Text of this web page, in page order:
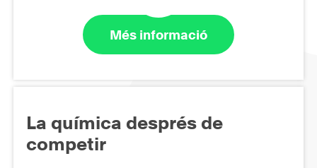
Més informació
La química després de
competir